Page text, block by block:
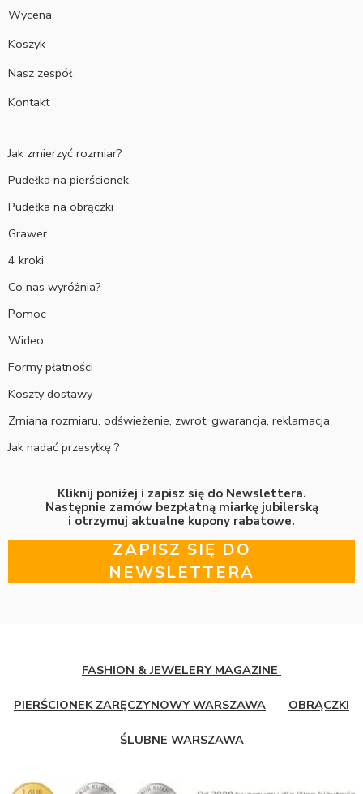
Wycena
Koszyk
Nasz zespół
Kontakt
Jak zmierzyć rozmiar?
Pudełka na pierścionek
Pudełka na obrączki
Grawer
4 kroki
Co nas wyróżnia?
Pomoc
Wideo
Formy płatności
Koszty dostawy
Zmiana rozmiaru, odświeżenie, zwrot, gwarancja, reklamacja
Jak nadać przesyłkę ?
Kliknij poniżej i zapisz się do Newslettera.
Następnie zamów bezpłatną miarkę jubilerską
i otrzymuj aktualne kupony rabatowe.
ZAPISZ SIĘ DO
NEWSLETTERA
FASHION & JEWELERY MAGAZINE
PIERŚCIONEK ZARĘCZYNOWY WARSZAWA OBRĄCZKI
ŚLUBNE WARSZAWA